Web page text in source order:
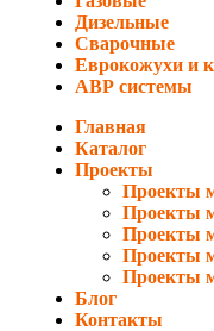
Дизельные
Сварочные
Еврокожухи и
АВР системы
Главная
Каталог
Проекты
Проекты
Проекты
Проекты
Проекты
Проекты
Блог
Контакты